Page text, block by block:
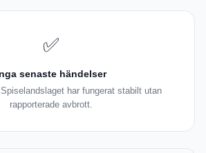
✅
senaste händelser
har fungerat stabilt utan
rapporterade avbrott.